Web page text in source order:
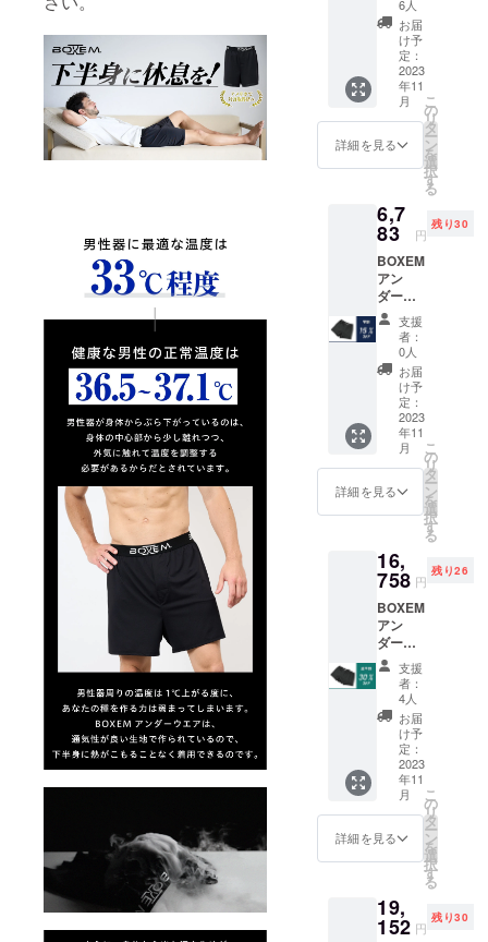
本で多数の
販売実績が
す。
今回の商品
「BOXEMア
きっとあな
体験を提供
してくれま
す。一度履
けば商品の
良さを必ず
実感してい
ただけるか
と思います
ので、ぜひ
ご利用くだ
さい。
最近の気温
上昇や仕事
のスタイル
変化など環
境が変わる
中、環境に
合った商品
をこれから
提供してい
きたいと
思っており
からも引き
よろしくお
願いいたし
6人
お届
け予
定：
2023
年11
月
詳細を見る
こ
の
リ
タ
ー
ン
を
選
択
す
る
6,7
83 円
残り30
BOXEM
アン
ダーウ
エア1枚
15%OF
支援
者：
0人
お届
け予
定：
2023
年11
月
詳細を見る
こ
の
リ
タ
ー
ン
を
選
択
す
る
16,
758 円
残り26
BOXEM
アン
ダーウ
エア3枚
セット
30％OF
F
支援
者：
4人
お届
け予
定：
2023
年11
月
詳細を見る
こ
の
リ
タ
ー
ン
を
選
択
す
る
19,
152 円
残り30